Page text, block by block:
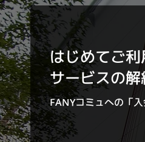
はじめてご
サービスの
FANYコミュへの「